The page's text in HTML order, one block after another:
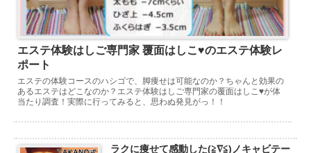
エステ体験はしご専門家 覆面はしこ♥のエステ体験レ
ポート
エステの体験コースのハシゴで、脚痩せは可能なのか？ちゃんと効果の
あるエステはどこなのか？エステ体験はしご専門家の覆面はしこ♥が体
当たり調査！実際に行ってみると、思わぬ発見がっ！！
ラクに痩せて感動した(≧∇≦)ノキャビテー